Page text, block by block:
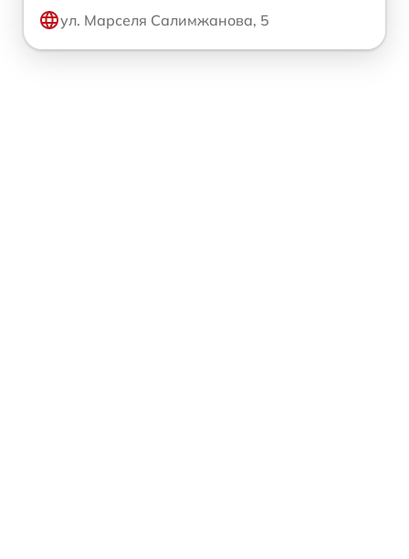
ул. Марселя Салимжанова, 5